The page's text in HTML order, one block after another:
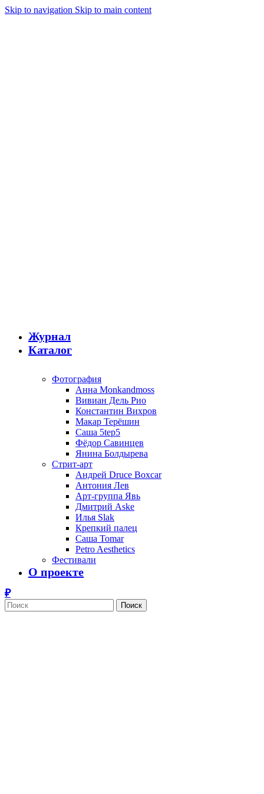
Skip to navigation Skip to main content
Журнал
Каталог
Фотография
Анна Monkandmoss
Вивиан Дель Рио
Константин Вихров
Макар Терёшин
Саша 5tep5
Фёдор Савинцев
Янина Болдырева
Стрит-арт
Андрей Druce Boxcar
Антония Лев
Арт-группа Явь
Дмитрий Aske
Илья Slak
Крепкий палец
Саша Tomar
Petro Aesthetics
Фестивали
О проекте
Поиск